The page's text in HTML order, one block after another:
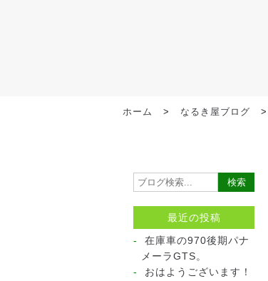
ホーム なるき屋ブログ
最近の投稿
在庫車の970後期パナ
メーラGTS。
おはようございます！